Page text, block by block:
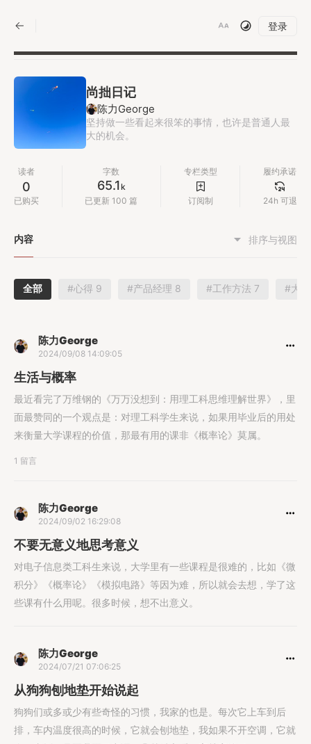
登录
尚拙日记
陈力George
坚持做一些看起来很笨的事情，也许是普通人最
大的机会。
读者
0
已购买
字数
65.1k
已更新 100 篇
专栏类型
订阅制
履约承诺
24h 可退
内容 排序与视图
全部 #心得 9 #产品经理 8 #工作方法 7 #大
陈力George
2024/09/08 14:09:05
生活与概率
最近看完了万维钢的《万万没想到：用理工科思维理解世界》，里
面最赞同的一个观点是：对理工科学生来说，如果用毕业后的用处
来衡量大学课程的价值，那最有用的课非《概率论》莫属。
1 留言
陈力George
2024/09/02 16:29:08
不要无意义地思考意义
对电子信息类工科生来说，大学里有一些课程是很难的，比如《微
积分》《概率论》《模拟电路》等因为难，所以就会去想，学了这
些课有什么用呢。很多时候，想不出意义。
陈力George
2024/07/21 07:06:25
从狗狗刨地垫开始说起
狗狗们或多或少有些奇怪的习惯，我家的也是。每次它上车到后
排，车内温度很高的时候，它就会刨地垫，我如果不开空调，它就